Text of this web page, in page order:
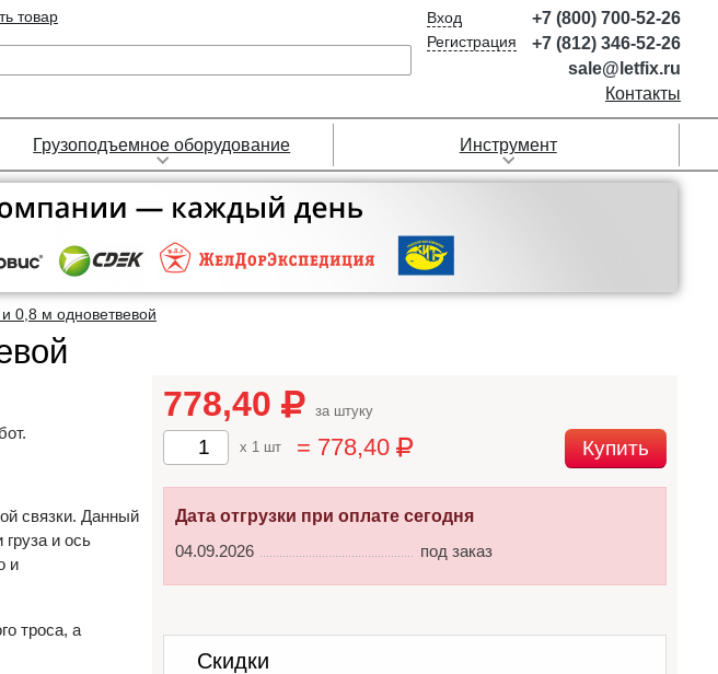
товар
Вход
Регистрация
+7 (800) 700-52-26
+7 (812) 346-52-26
sale@letfix.ru
Контакты
Грузоподъемное оборудование Инструмент
0,8 м одноветвевой
связки. Данный
и ось
и
троса, а
778,40 за штуку
x 1 шт = 778,40 Купить
Дата отгрузки при оплате сегодня
04.09.2026
под заказ
Скидки